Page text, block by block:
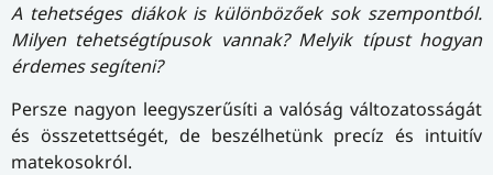
A tehetséges diákok is különbözőek sok szempontból.
Milyen tehetségtípusok vannak? Melyik típust hogyan
érdemes segíteni?
Persze nagyon leegyszerűsíti a valóság változatosságát
és összetettségét, de beszélhetünk precíz és intuitív
matekosokról.